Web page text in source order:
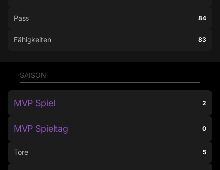
Pass 84
Fähigkeiten 83
SAISON
MVP Spiel 2
MVP Spieltag 0
Tore 5